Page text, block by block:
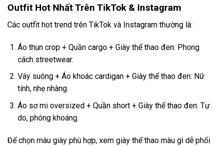
Outfit Hot Nhất Trên TikTok & Instagram
Các outfit hot trend trên TikTok và Instagram thường là:
Áo thun crop + Quần cargo + Giày thể thao đen: Phong
cách streetwear.
Váy suông + Áo khoác cardigan + Giày thể thao đen: Nữ
tính, nhẹ nhàng.
Áo sơ mi oversized + Quần short + Giày thể thao đen: Tự
do, phóng khoáng.
Để chọn màu giày phù hợp, xem giày thể thao màu gì dễ phối